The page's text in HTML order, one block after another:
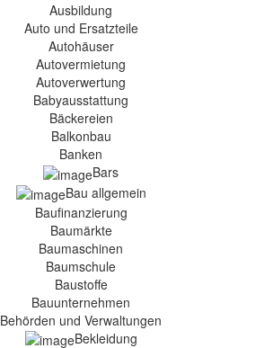
Ausbildung
Auto und Ersatzteile
Autohäuser
Autovermietung
Autoverwertung
Babyausstattung
Bäckereien
Balkonbau
Banken
Bars
Bau allgemein
Baufinanzierung
Baumärkte
Baumaschinen
Baumschule
Baustoffe
Bauunternehmen
Behörden und Verwaltungen
Bekleidung